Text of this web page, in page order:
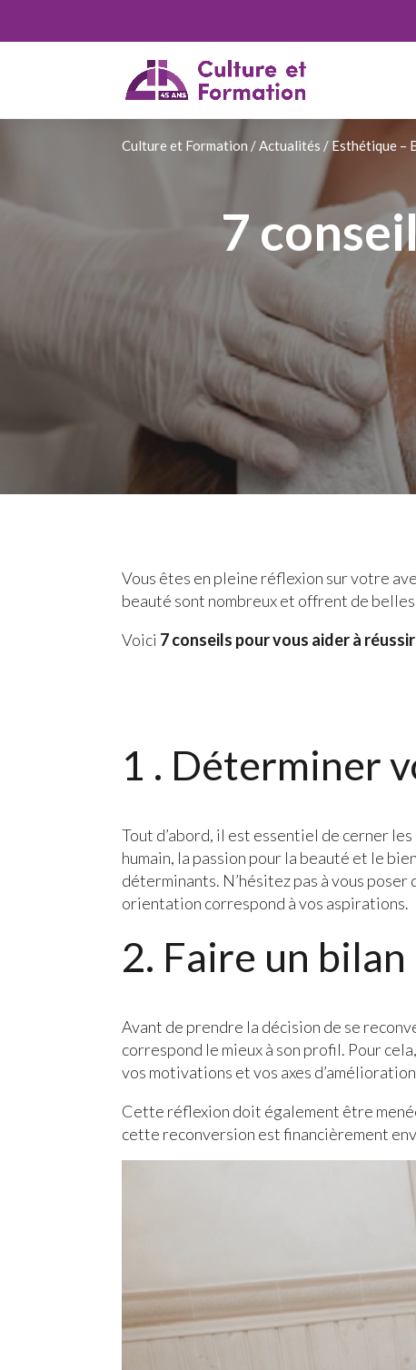
Culture et Formation /Actualités /Esthétique –
7
Vous êtes en pleine réflexion sur votre
beauté sont nombreux et offrent de
Voici 7 conseils pour vous aider à
1 . Déterminer
Tout d’abord, il est essentiel de cerner
humain, la passion pour la beauté et le
déterminants. N’hésitez pas à vous
orientation correspond à vos aspirations.
2. Faire un bilan
Avant de prendre la décision de se
correspond le mieux à son profil. Pour
vos motivations et vos axes
Cette réflexion doit également être
cette reconversion est financièrement